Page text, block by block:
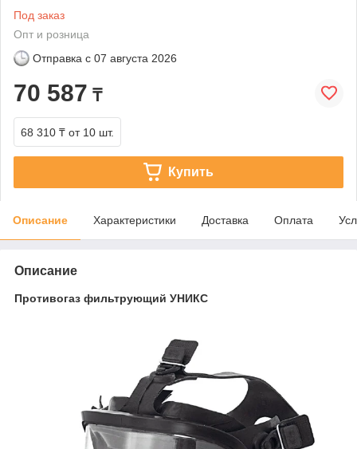
Под заказ
Опт и розница
Отправка с 07 августа 2026
70 587 ₸
68 310 ₸ от 10 шт.
Купить
Описание Характеристики Доставка Оплата
Описание
Противогаз фильтрующий УНИКС